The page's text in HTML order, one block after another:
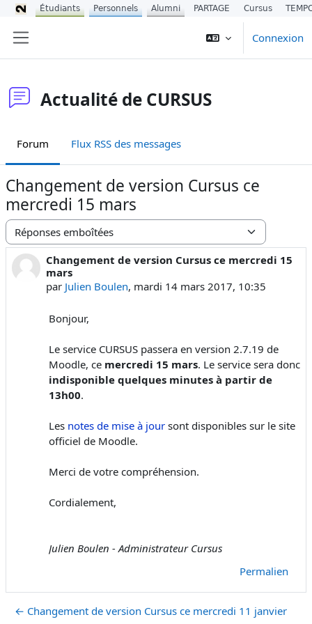
Connexion
Actualité de CURSUS
Forum Flux RSS des messages
Changement de version Cursus ce
mercredi 15 mars
Type d’affichage
Changement de version Cursus ce mercredi 15
mars
par Julien Boulen, mardi 14 mars 2017, 10:35
Nombre de réponses : 0
Bonjour,
Le service CURSUS passera en version 2.7.19 de
Moodle, ce mercredi 15 mars. Le service sera donc
indisponible quelques minutes à partir de
13h00.
Les notes de mise à jour sont disponibles sur le site
officiel de Moodle.
Merci de votre compréhension.
Cordialement,
Julien Boulen - Administrateur Cursus
Permalien
← Changement de version Cursus ce mercredi 11 janvier
Étudiants Personnels Alumni PARTAGE Cursus